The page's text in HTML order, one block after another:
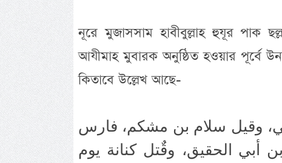
নূরে মুজাসসাম হাবীবুল্লাহ হুযূর পাক
আযীমাহ মুবারক অনুষ্ঠিত হওয়ার পূর্বে
কিতাবে উল্লেখ আছে-
وقيل سلام بن مشكم، فارس
أبي الحقيق، وقٌتل كنانة يوم